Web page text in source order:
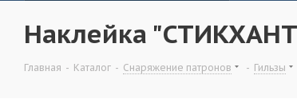
Наклейка
Главная - Каталог - Снаряжение патронов - Гильзы